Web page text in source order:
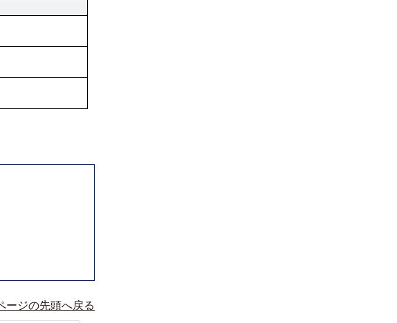
ージの先頭へ戻る